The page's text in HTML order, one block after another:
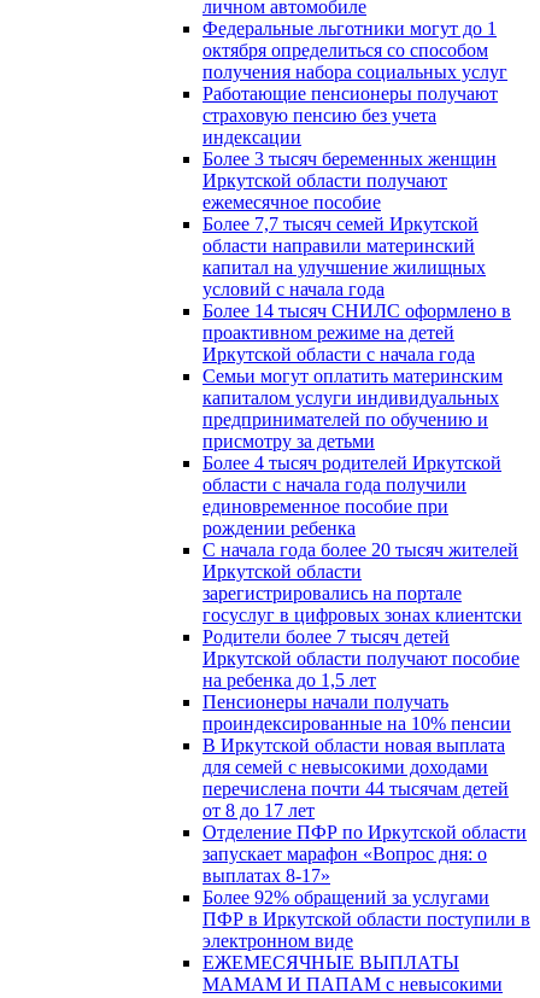
личном автомобиле
Федеральные льготники могут до 1
октября определиться со способом
получения набора социальных услуг
Работающие пенсионеры получают
страховую пенсию без учета
индексации
Более 3 тысяч беременных женщин
Иркутской области получают
ежемесячное пособие
Более 7,7 тысяч семей Иркутской
области направили материнский
капитал на улучшение жилищных
условий с начала года
Более 14 тысяч СНИЛС оформлено в
проактивном режиме на детей
Иркутской области с начала года
Семьи могут оплатить материнским
капиталом услуги индивидуальных
предпринимателей по обучению и
присмотру за детьми
Более 4 тысяч родителей Иркутской
области с начала года получили
единовременное пособие при
рождении ребенка
С начала года более 20 тысяч жителей
Иркутской области
зарегистрировались на портале
госуслуг в цифровых зонах клиентски
Родители более 7 тысяч детей
Иркутской области получают пособие
на ребенка до 1,5 лет
Пенсионеры начали получать
проиндексированные на 10% пенсии
В Иркутской области новая выплата
для семей с невысокими доходами
перечислена почти 44 тысячам детей
от 8 до 17 лет
Отделение ПФР по Иркутской области
запускает марафон «Вопрос дня: о
выплатах 8-17»
Более 92% обращений за услугами
ПФР в Иркутской области поступили в
электронном виде
ЕЖЕМЕСЯЧНЫЕ ВЫПЛАТЫ
МАМАМ И ПАПАМ с невысокими